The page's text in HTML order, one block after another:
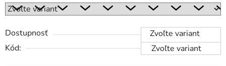
Dostupnosť
Zvoľte variant
Kód:
Zvoľte variant